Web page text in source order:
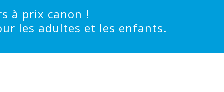
à prix canon !
les adultes et les enfants.